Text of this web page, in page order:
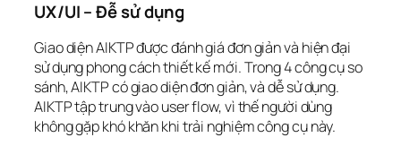
UX/UI – Đễ sử dụng
Giao diện AIKTP được đánh giá đơn giản và hiện đại
sử dụng phong cách thiết kế mới. Trong 4 công cụ so
sánh, AIKTP có giao diện đơn giản, và dễ sử dụng.
AIKTP tập trung vào user flow, vì thế người dùng
không gặp khó khăn khi trải nghiệm công cụ này.